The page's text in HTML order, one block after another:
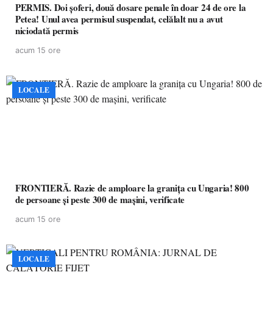
PERMIS. Doi șoferi, două dosare penale în doar 24 de ore la
Petea! Unul avea permisul suspendat, celălalt nu a avut
niciodată permis
acum 15 ore
LOCALE
FRONTIERĂ. Razie de amploare la granița cu Ungaria! 800
de persoane și peste 300 de mașini, verificate
acum 15 ore
LOCALE